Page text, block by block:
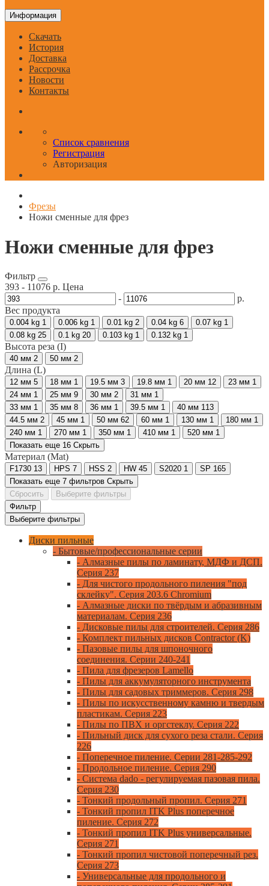
Информация
Скачать
История
Доставка
Рассрочка
Новости
Контакты
Список сравнения
Регистрация
Авторизация
Фрезы
Ножи сменные для фрез
Ножи сменные для фрез
Фильтр
393 - 11076 р. Цена
-
р.
Вес продукта
0.004 kg 1 0.006 kg 1 0.01 kg 2 0.04 kg 6 0.07 kg 1
0.08 kg 25 0.1 kg 20 0.103 kg 1 0.132 kg 1
Высота реза (I)
40 мм 2 50 мм 2
Длина (L)
12 мм 5 18 мм 1 19.5 мм 3 19.8 мм 1 20 мм 12 23 мм 1
24 мм 1 25 мм 9 30 мм 2 31 мм 1
33 мм 1 35 мм 8 36 мм 1 39.5 мм 1 40 мм 113
44.5 мм 2 45 мм 1 50 мм 62 60 мм 1 130 мм 1 180 мм 1
240 мм 1 270 мм 1 350 мм 1 410 мм 1 520 мм 1
Показать еще 16 Скрыть
Материал (Mat)
F1730 13 HPS 7 HSS 2 HW 45 S2020 1 SP 165
Показать еще 7 фильтров Скрыть
Сбросить
Выберите фильтры
Фильтр
Выберите фильтры
Диски пильные
- Бытовые/профессиональные серии
- Алмазные пилы по ламинату, МДФ и ДСП.
Серия 237
- Для чистого продольного пиления "под
склейку". Серия 203.6 Chromium
- Алмазные диски по твёрдым и абразивным
материалам. Серия 236
- Дисковые пилы для строителей. Серия 286
- Комплект пильных дисков Contractor (K)
- Пазовые пилы для шпоночного
соединения. Серии 240-241
- Пила для фрезеров Lamello
- Пилы для аккумуляторного инструмента
- Пилы для садовых триммеров. Серия 298
- Пилы по искусственному камню и твердым
пластикам. Серия 223
- Пилы по ПВХ и оргстеклу. Серия 222
- Пильный диск для сухого реза стали. Серия
226
- Поперечное пиление. Серии 281-285-292
- Продольное пиление. Серия 290
- Система dado - регулируемая пазовая пила.
Серия 230
- Тонкий продольный пропил. Серия 271
- Тонкий пропил ITK Plus поперечное
пиление. Серия 272
- Тонкий пропил ITK Plus универсальные.
Серия 271
- Тонкий пропил чистовой поперечный рез.
Серия 273
- Универсальные для продольного и